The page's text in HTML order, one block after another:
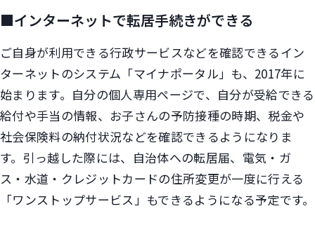
■インターネットで転居手続きができる
ご自身が利用できる行政サービスなどを確認できるイン
ターネットのシステム「マイナポータル」も、2017年に
始まります。自分の個人専用ページで、自分が受給できる
給付や手当の情報、お子さんの予防接種の時期、税金や
社会保険料の納付状況などを確認できるようになりま
す。引っ越した際には、自治体への転居届、電気・ガ
ス・水道・クレジットカードの住所変更が一度に行える
「ワンストップサービス」もできるようになる予定です。